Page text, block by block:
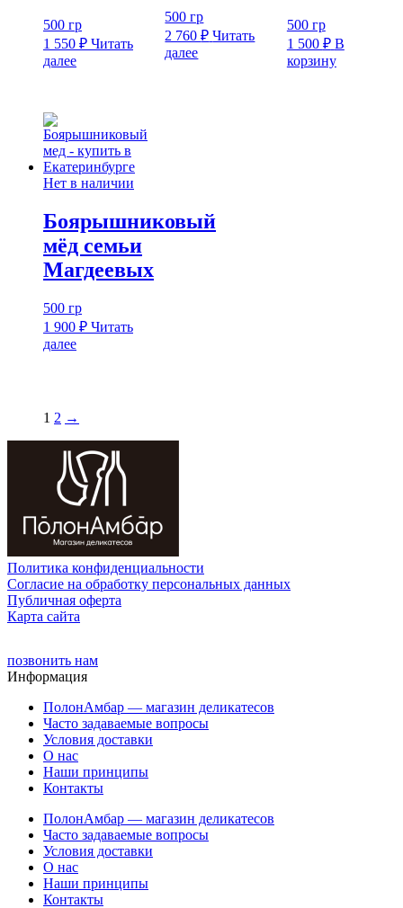
500 гр
1 550 ₽ Читать
далее
500 гр
2 760₽ Читать
далее
500 гр
1 500 ₽ В
корзину
Нет в наличии
Боярышниковый
мёд семьи
Магдеевых
500 гр
1 900 ₽ Читать
далее
1 2 →
Политика конфиденциальности
Cогласие на обработку персональных данных
Публичная оферта
Карта сайта
позвонить нам
Информация
ПолонАмбар — магазин деликатесов
Часто задаваемые вопросы
Условия доставки
О нас
Наши принципы
Контакты
ПолонАмбар — магазин деликатесов
Часто задаваемые вопросы
Условия доставки
О нас
Наши принципы
Контакты